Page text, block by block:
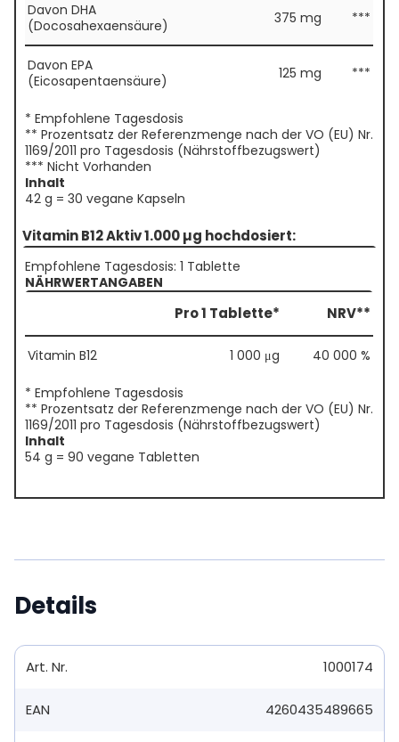
Davon DHA
(Docosahexaensäure)
375 mg ***
Davon EPA
(Eicosapentaensäure)
125 mg ***
* Empfohlene Tagesdosis
** Prozentsatz der Referenzmenge nach der VO (EU) Nr.
1169/2011 pro Tagesdosis (Nährstoffbezugswert)
*** Nicht Vorhanden
Inhalt
42 g = 30 vegane Kapseln
Vitamin B12 Aktiv 1.000 µg hochdosiert:
Empfohlene Tagesdosis: 1 Tablette
NÄHRWERTANGABEN
Pro 1 Tablette* NRV**
Vitamin B12 1 000 μg 40 000 %
* Empfohlene Tagesdosis
** Prozentsatz der Referenzmenge nach der VO (EU) Nr.
1169/2011 pro Tagesdosis (Nährstoffbezugswert)
Inhalt
54 g = 90 vegane Tabletten
Details
Art. Nr. 1000174
EAN 4260435489665